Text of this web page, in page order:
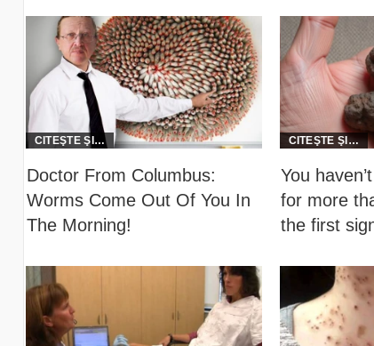
Doctor From Columbus:
Worms Come Out Of You In
The Morning!
You
for more
the first